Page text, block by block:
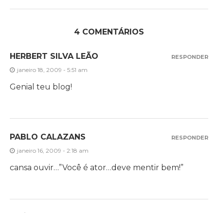
4 COMENTÁRIOS
HERBERT SILVA LEÃO
janeiro 18, 2009 - 5:51 am
Genial teu blog!
RESPONDER
PABLO CALAZANS
janeiro 16, 2009 - 2:18 am
cansa ouvir…”Você é ator…deve mentir bem!”
RESPONDER